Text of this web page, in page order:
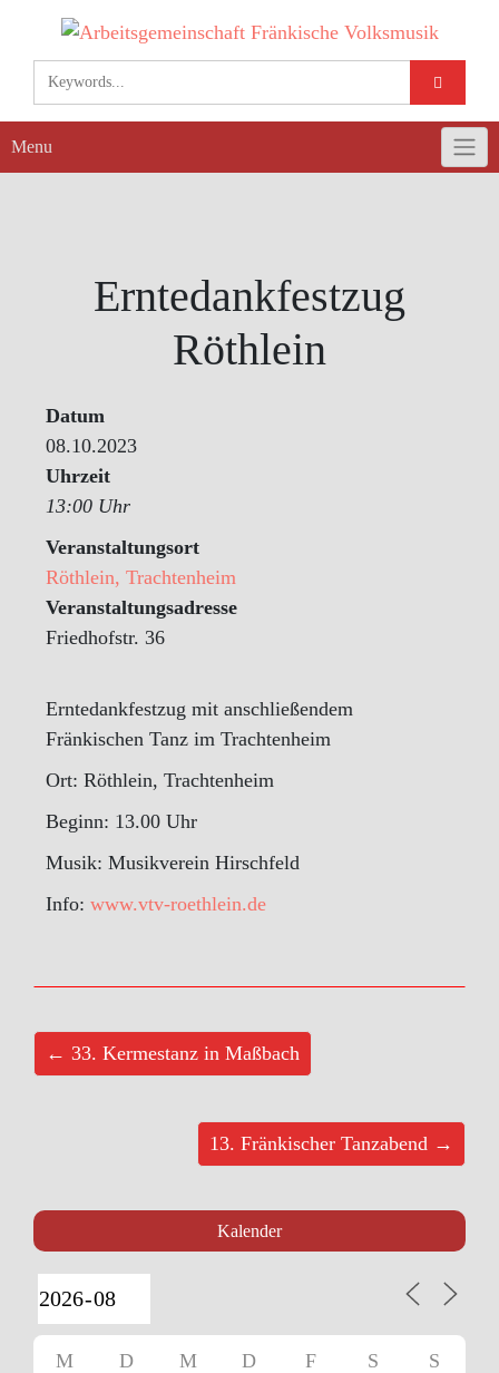
content
Menu
Erntedankfestzug
Röthlein
Datum
08.10.2023
Uhrzeit
13:00 Uhr
Veranstaltungsort
Röthlein, Trachtenheim
Veranstaltungsadresse
Friedhofstr. 36
Erntedankfestzug mit anschließendem
Fränkischen Tanz im Trachtenheim
Ort: Röthlein, Trachtenheim
Beginn: 13.00 Uhr
Musik: Musikverein Hirschfeld
Info: www.vtv-roethlein.de
← 33. Kermestanz in Maßbach
13. Fränkischer Tanzabend →
Kalender
M D M D F S S